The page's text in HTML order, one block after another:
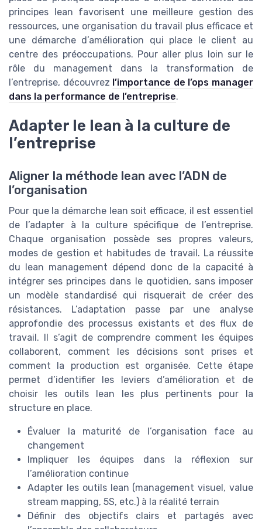
principes lean favorisent une meilleure gestion des
ressources, une organisation du travail plus efficace et
une démarche d’amélioration qui place le client au
centre des préoccupations. Pour aller plus loin sur le
rôle du management dans la transformation de
l’entreprise, découvrez l’importance de l’ops manager
dans la performance de l’entreprise.
Adapter le lean à la culture de
l’entreprise
Aligner la méthode lean avec l’ADN de
l’organisation
Pour que la démarche lean soit efficace, il est essentiel
de l’adapter à la culture spécifique de l’entreprise.
Chaque organisation possède ses propres valeurs,
modes de gestion et habitudes de travail. La réussite
du lean management dépend donc de la capacité à
intégrer ses principes dans le quotidien, sans imposer
un modèle standardisé qui risquerait de créer des
résistances. L’adaptation passe par une analyse
approfondie des processus existants et des flux de
travail. Il s’agit de comprendre comment les équipes
collaborent, comment les décisions sont prises et
comment la production est organisée. Cette étape
permet d’identifier les leviers d’amélioration et de
choisir les outils lean les plus pertinents pour la
structure en place.
Évaluer la maturité de l’organisation face au
changement
Impliquer les équipes dans la réflexion sur
l’amélioration continue
Adapter les outils lean (management visuel, value
stream mapping, 5S, etc.) à la réalité terrain
Définir des objectifs clairs et partagés avec